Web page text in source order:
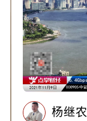
杨继农